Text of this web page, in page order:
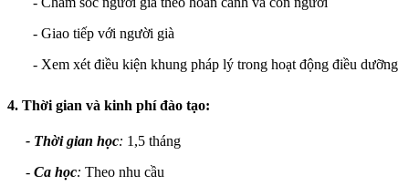
- Giao tiếp với người già
- Xem xét điều kiện khung pháp lý trong hoạt động điều dưỡng
4. Thời gian và kinh phí đào tạo:
- Thời gian học: 1,5 tháng
- Ca học: Theo nhu cầu